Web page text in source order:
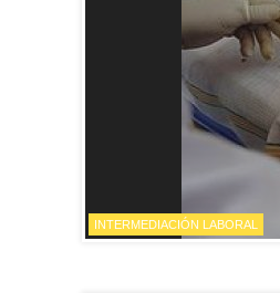
INTERMEDIACIÓN LABORAL